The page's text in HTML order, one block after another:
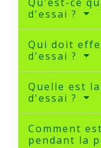
d'essai ?
Qui doit
d'essai ?
Quelle est
d'essai ?
Comment
pendant la